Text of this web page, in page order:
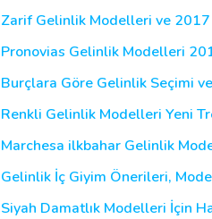
Zarif Gelinlik Modelleri ve
Pronovias Gelinlik Modelleri
Burçlara Göre Gelinlik Seçimi
Renkli Gelinlik Modelleri Yeni
Marchesa ilkbahar Gelinlik
Gelinlik İç Giyim Önerileri,
Siyah Damatlık Modelleri İçin